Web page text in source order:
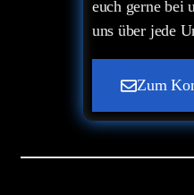
euch gerne bei
uns über jede
Zum